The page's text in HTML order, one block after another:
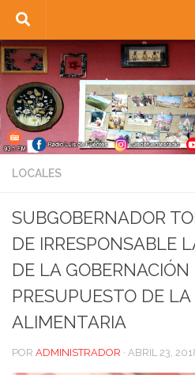
Saltar al contenido
LOCALES
SUBGOBERNADOR
DE IRRESPONSABLE
DE LA
PRESUPUESTO DE
ALIMENTARIA
POR ADMINISTRADOR · ABRIL 23,